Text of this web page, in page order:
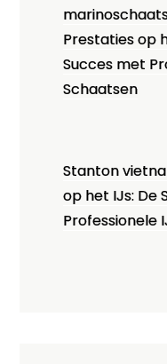
Prestaties op
Succes met
Schaatsen
Stanton
op het IJs: De
Professionele